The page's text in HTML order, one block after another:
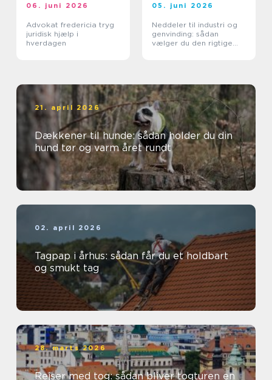
06. juni 2026
Advokat fredericia tryg
juridisk hjælp i
hverdagen
05. juni 2026
Neddeler til industri og
genvinding: sådan
vælger du den rigtige
21. april 2026
Dækkener til hunde: sådan holder du din
hund tør og varm året rundt
02. april 2026
Tagpap i århus: sådan får du et holdbart
og smukt tag
28. marts 2026
Rejser med tog: sådan bliver togturen en